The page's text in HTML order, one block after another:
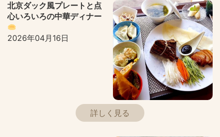
北京ダック風プレートと点
心いろいろの中華ディナー
2026年04月16日
詳しく見る